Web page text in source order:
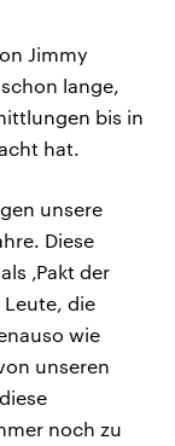
Jimmy
lange,
bis in
hat.
unsere
Diese
‚Pakt der
Leute, die
wie
unseren
noch zu